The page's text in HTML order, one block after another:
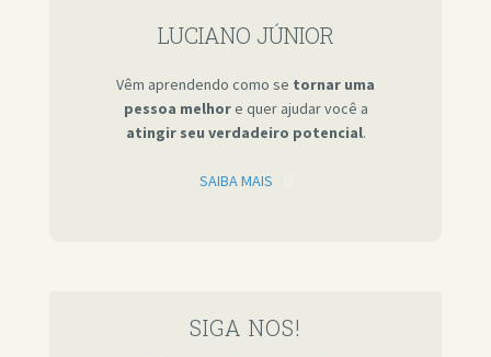
LUCIANO JÚNIOR
Vêm aprendendo como se tornar uma
pessoa melhore quer ajudar você a
atingir seu verdadeiro potencial.
SAIBA MAIS
SIGA NOS!